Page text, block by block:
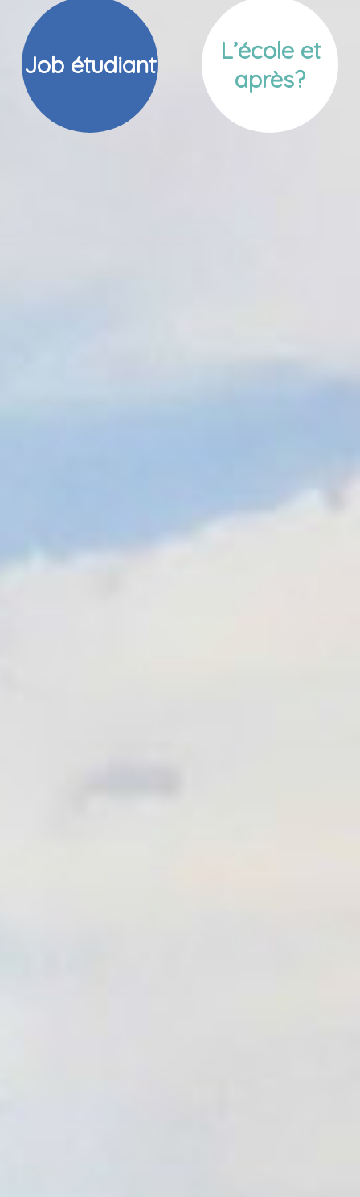
Job étudiant
L’école et
après?